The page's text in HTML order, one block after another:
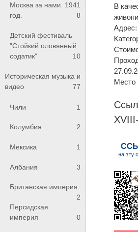
Москва за нами. 1941
год.
8
Детский фестиваль
"Стойкий оловянный
содатик"
10
Историческая музыка и
видео
77
Чили 1
Колумбия 2
Мексика 1
Албания 3
Британская империя
2
Персидская
империя
0
В
Место